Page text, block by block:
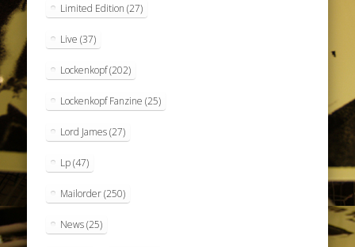
Limited Edition (27)
Live (37)
Lockenkopf(202)
Lockenkopf Fanzine (25)
Lord James(27)
Lp(47)
Mailorder(250)
News(25)